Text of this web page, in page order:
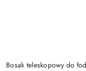
Bosak teleskopowy do